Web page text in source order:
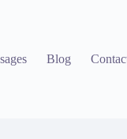
Blog